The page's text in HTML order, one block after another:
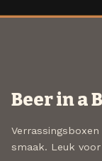
Beer in a
smaak. Leuk